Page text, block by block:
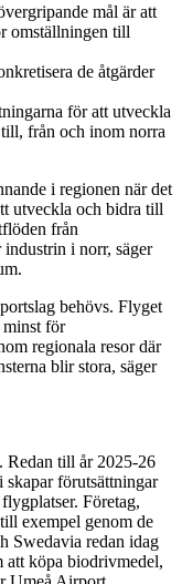
mål är att
omställningen till
de åtgärder
för att utveckla
från och inom norra
i regionen när det
utveckla och bidra till
från
i norr, säger
behövs. Flyget
för
regionala resor där
blir stora, säger
till år 2025-26
förutsättningar
Företag,
exempel genom de
Swedavia redan idag
att köpa biodrivmedel,